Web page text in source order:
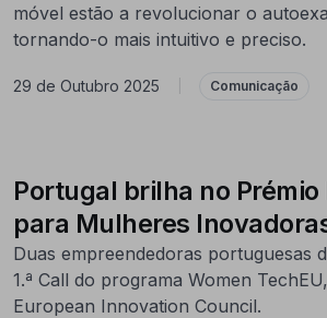
móvel estão a revolucionar o
tornando-o mais intuitivo e preciso.
29 de Outubro 2025 Comunicação
Portugal brilha no Prémio
para Mulheres
Duas empreendedoras portuguesas
1.ª Call do programa Women
European Innovation Council.